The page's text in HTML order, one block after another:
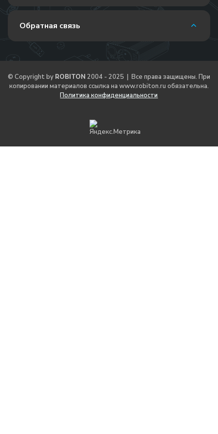
Обратная связь
© Copyright by ROBITON 2004 - 2025 | Все права защищены. При
копировании материалов ссылка на www.robiton.ru обязательна.
Политика конфиденциальности